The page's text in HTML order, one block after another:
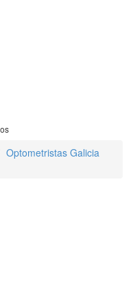
Optometristas Galicia